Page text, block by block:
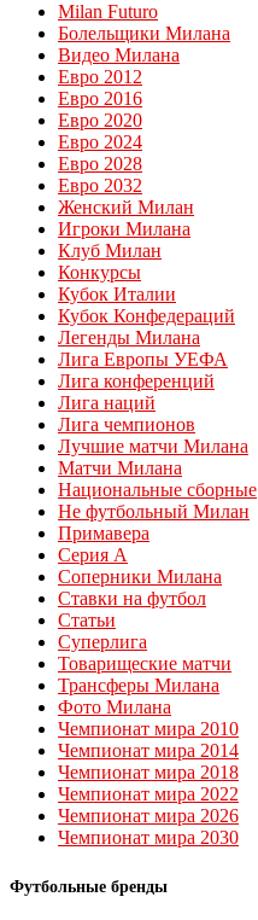
Milan Futuro
Болельщики Милана
Видео Милана
Евро 2012
Евро 2016
Евро 2020
Евро 2024
Евро 2028
Евро 2032
Женский Милан
Игроки Милана
Клуб Милан
Конкурсы
Кубок Италии
Кубок Конфедераций
Легенды Милана
Лига Европы УЕФА
Лига конференций
Лига наций
Лига чемпионов
Лучшие матчи Милана
Матчи Милана
Национальные сборные
Не футбольный Милан
Примавера
Серия А
Соперники Милана
Ставки на футбол
Статьи
Суперлига
Товарищеские матчи
Трансферы Милана
Фото Милана
Чемпионат мира 2010
Чемпионат мира 2014
Чемпионат мира 2018
Чемпионат мира 2022
Чемпионат мира 2026
Чемпионат мира 2030
Футбольные бренды